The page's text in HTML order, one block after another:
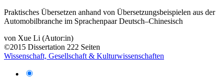
Praktisches Übersetzen anhand von Übersetzungsbeispielen aus der
Automobilbranche im Sprachenpaar Deutsch–Chinesisch
von Xue Li (Autor:in)
©2015 Dissertation 222 Seiten
Wissenschaft, Gesellschaft & Kulturwissenschaften